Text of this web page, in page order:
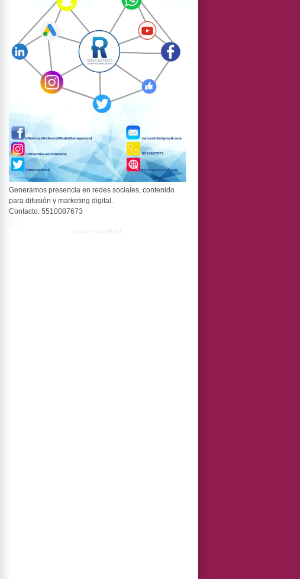
Generamos presencia en redes sociales, contenido
para difusión y marketing digital.
Contacto: 5510087673
ADVERTISEMENT